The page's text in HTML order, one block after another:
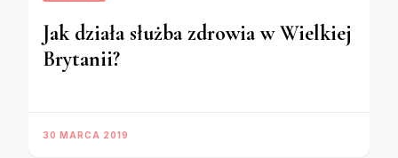
Jak działa służba zdrowia w Wielkiej
Brytanii?
30 MARCA 2019